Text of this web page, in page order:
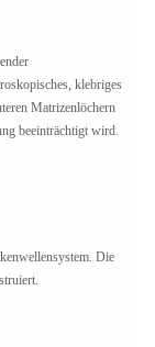
klebriges
Matrizenlöchern
beeinträchtigt wird.
Die